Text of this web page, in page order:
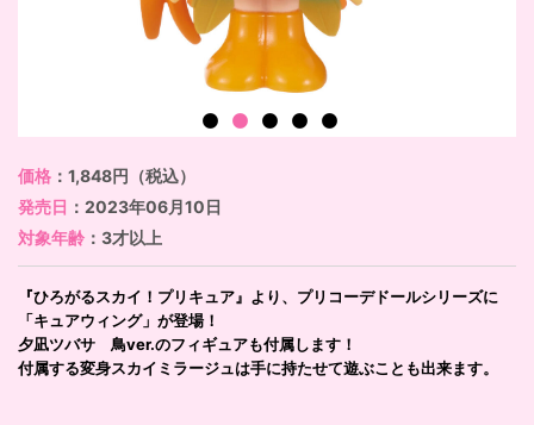
価格 ：1,848円（税込）
発売日 ：2023年06月10日
対象年齢 ：3才以上
『ひろがるスカイ！プリキュア』より、プリコーデドールシリーズに
「キュアウィング」が登場！
夕凪ツバサ 鳥ver.のフィギュアも付属します！
付属する変身スカイミラージュは手に持たせて遊ぶことも出来ます。